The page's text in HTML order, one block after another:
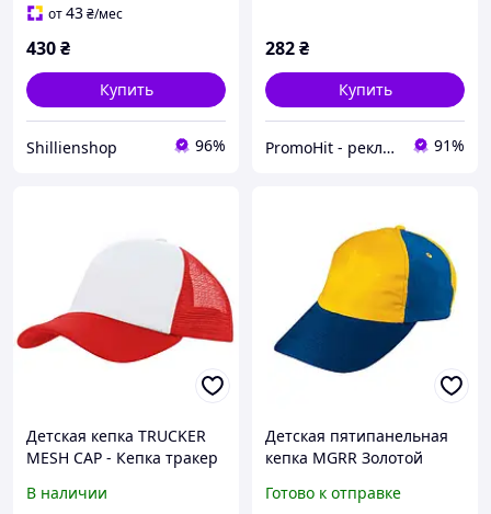
от43₴/мес
430₴
Купить
Shillienshop 96%
282₴
Купить
PromoHit - рекламний текстиль та бізнес-сувеніри 91%
Детская кепка TRUCKER
MESH CAP - Кепка тракер
В наличии
Детская пятипанельная
кепка MGRR Золотой
Красный / Темно-Синий
Готово к отправке